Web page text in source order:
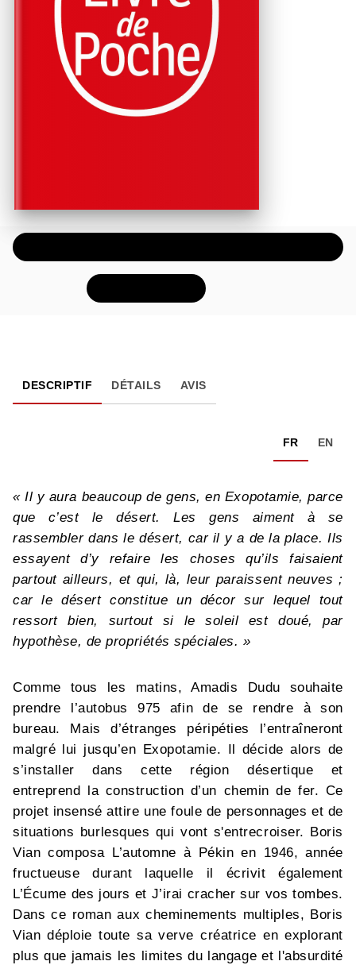
DESCRIPTIF DÉTAILS AVIS
FR EN
« Il y aura beaucoup de gens, en Exopotamie, parce
que c’est le désert. Les gens aiment à se
rassembler dans le désert, car il y a de la place. Ils
essayent d’y refaire les choses qu’ils faisaient
partout ailleurs, et qui, là, leur paraissent neuves ;
car le désert constitue un décor sur lequel tout
ressort bien, surtout si le soleil est doué, par
hypothèse, de propriétés spéciales. »
Comme tous les matins, Amadis Dudu souhaite
prendre l’autobus 975 afin de se rendre à son
bureau. Mais d’étranges péripéties l’entraîneront
malgré lui jusqu’en Exopotamie. Il décide alors de
s’installer dans cette région désertique et
entreprend la construction d’un chemin de fer. Ce
projet insensé attire une foule de personnages et de
situations burlesques qui vont s'entrecroiser. Boris
Vian composa L’automne à Pékin en 1946, année
fructueuse durant laquelle il écrivit également
L’Écume des jours et J’irai cracher sur vos tombes.
Dans ce roman aux cheminements multiples, Boris
Vian déploie toute sa verve créatrice en explorant
plus que jamais les limites du langage et l'absurdité